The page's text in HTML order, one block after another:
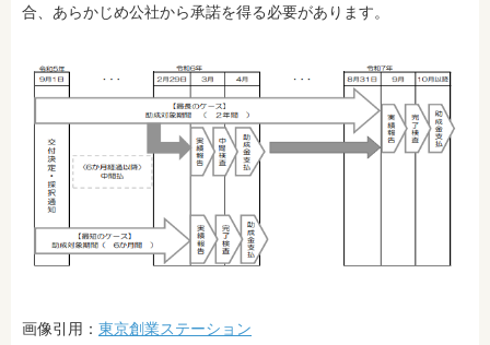
合、あらかじめ公社から承諾を得る必要があります。
画像引用： 東京創業ステーション